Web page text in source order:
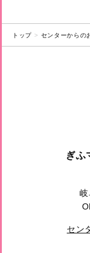
トップ センターからの
ぎふ
セン